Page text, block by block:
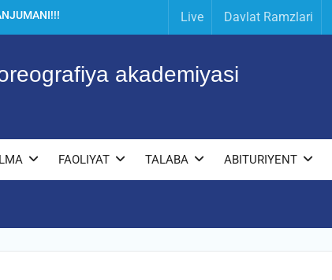
Live Davlat Ramzlari
akademiyasi
FAOLIYAT TALABA ABITURIYENT